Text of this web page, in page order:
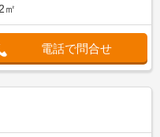
㎡
電話で問合せ